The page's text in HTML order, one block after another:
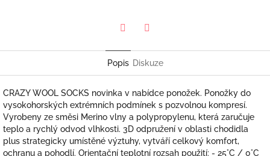
Popis Diskuze
CRAZY WOOL SOCKS novinka v nabídce ponožek. Ponožky do
vysokohorských extrémních podmínek s pozvolnou kompresí.
Vyrobeny ze směsi Merino vlny a polypropylenu, která zaručuje
teplo a rychlý odvod vlhkosti. 3D odpružení v oblasti chodidla
plus strategicky umístěné výztuhy, vytváří celkový komfort,
ochranu a pohodlí. Orientační teplotní rozsah použití: - 25°C / 0°C